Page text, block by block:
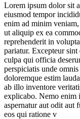
Lorem ipsum dolor sit
eiusmod tempor
enim ad minim
ut aliquip ex ea
reprehenderit in
pariatur. Excepteur
culpa qui officia
perspiciatis unde
doloremque estim
ab illo inventore
explicabo. Nemo enim
aspernatur aut odit aut
eos qui ratione v